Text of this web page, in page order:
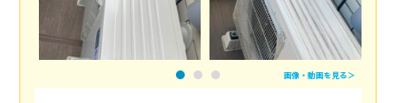
画像・動画を見る＞